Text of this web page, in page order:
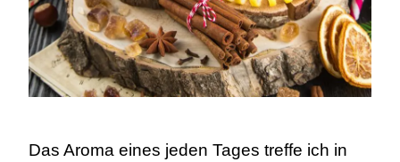
Das Aroma eines jeden Tages treffe ich in